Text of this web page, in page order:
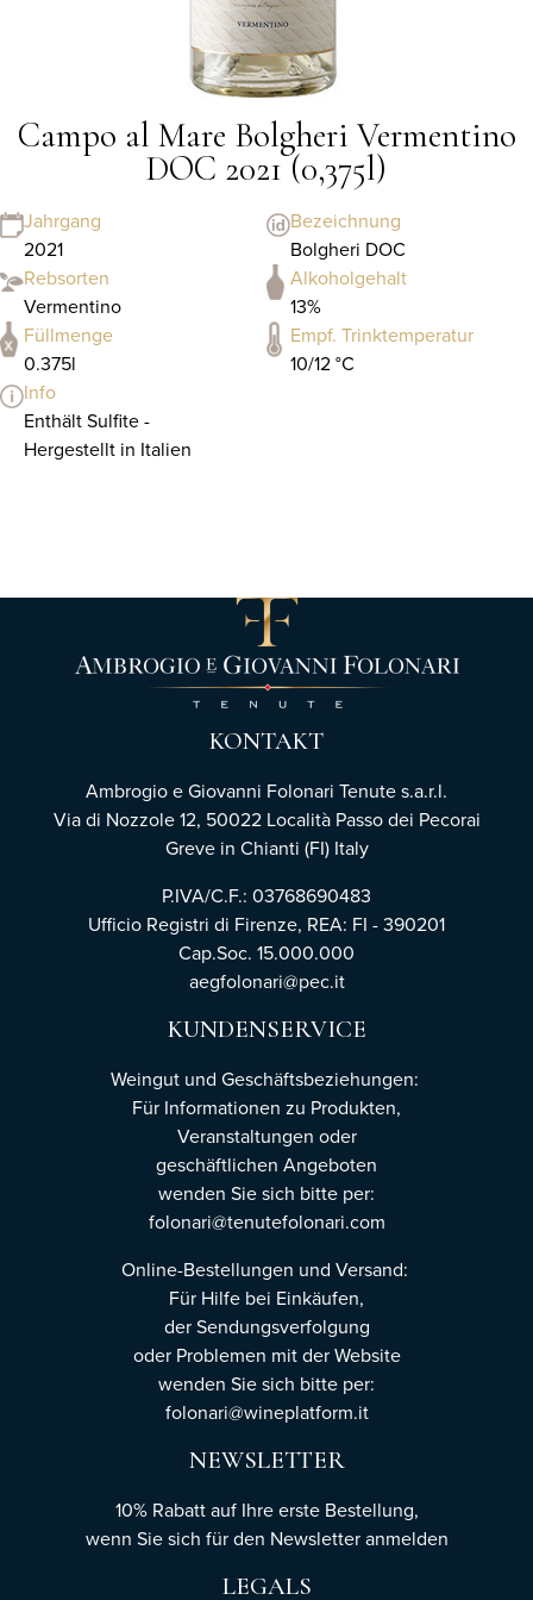
Campo al Mare Bolgheri Vermentino
DOC 2021 (0,375l)
Jahrgang
2021
Bezeichnung
Bolgheri DOC
Rebsorten
Vermentino
Alkoholgehalt
13%
Füllmenge
0.375l
Empf. Trinktemperatur
10/12 °C
Info
Enthält Sulfite -
Hergestellt in Italien
KONTAKT
Ambrogio e Giovanni Folonari Tenute s.a.r.l.
Via di Nozzole 12, 50022 Località Passo dei Pecorai
Greve in Chianti (FI) Italy
P.IVA/C.F.: 03768690483
Ufficio Registri di Firenze, REA: FI - 390201
Cap.Soc. 15.000.000
aegfolonari@pec.it
KUNDENSERVICE
Weingut und Geschäftsbeziehungen:
Für Informationen zu Produkten,
Veranstaltungen oder
geschäftlichen Angeboten
wenden Sie sich bitte per:
folonari@tenutefolonari.com
Online-Bestellungen und Versand:
Für Hilfe bei Einkäufen,
der Sendungsverfolgung
oder Problemen mit der Website
wenden Sie sich bitte per:
folonari@wineplatform.it
NEWSLETTER
10% Rabatt auf Ihre erste Bestellung,
wenn Sie sich für den Newsletteranmelden
LEGALS